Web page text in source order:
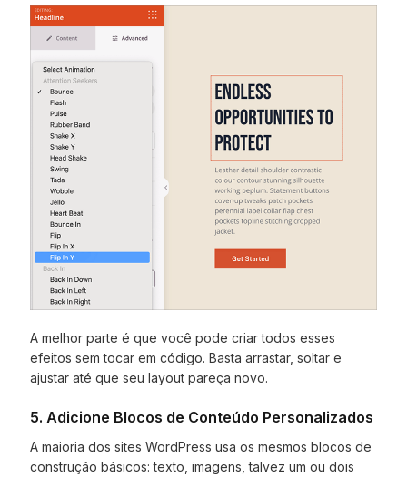
A melhor parte é que você pode criar todos esses
efeitos sem tocar em código. Basta arrastar, soltar e
ajustar até que seu layout pareça novo.
5. Adicione Blocos de Conteúdo Personalizados
A maioria dos sites WordPress usa os mesmos blocos de
construção básicos: texto, imagens, talvez um ou dois